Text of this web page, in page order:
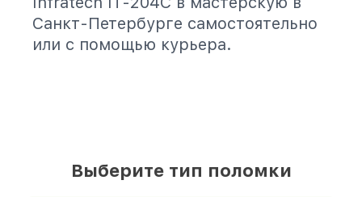
Санкт-Петербурге самостоятельно
или с помощью курьера.
Выберите тип поломки